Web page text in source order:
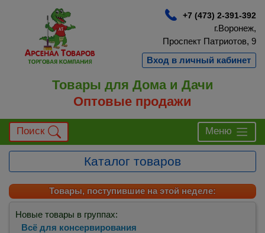
+7 (473) 2-391-392
г.Воронеж,
Проспект Патриотов, 9
Вход в личный кабинет
Товары для Дома и Дачи
Оптовые продажи
Поиск Меню
Каталог товаров
Товары, поступившие на этой неделе:
Новые товары в группах:
Всё для консервирования